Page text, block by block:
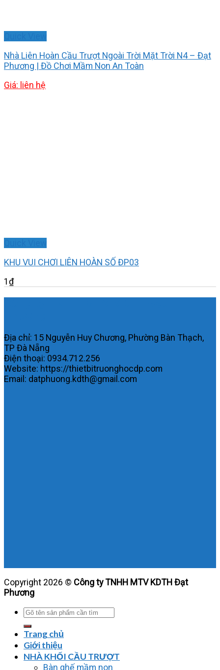
Nhà Liên Hoàn Cầu Trượt Ngoài Trời Mặt Trời N4 – Đạt
Phương | Đồ Chơi Mầm Non An Toàn
Giá: liên hệ
KHU VUI CHƠI LIÊN HOÀN SỐ ĐP03
1₫
Địa chỉ: 15 Nguyễn Huy Chương, Phường Bàn Thạch,
TP Đà Nẵng
Điện thoại: 0934.712.256
Website: https://thietbitruonghocdp.com
Email: datphuong.kdth@gmail.com
Copyright 2026 © Công ty TNHH MTV KDTH Đạt
Phương
Tìm
Trang chủ
Giới thiệu
NHÀ KHỐI CẦU TRƯỢT
Bàn ghế mầm non